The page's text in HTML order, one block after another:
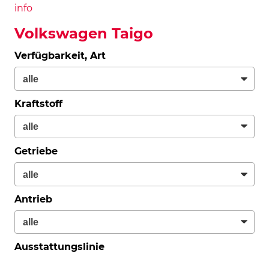
info
Volkswagen Taigo
Verfügbarkeit, Art
Kraftstoff
Getriebe
Antrieb
Ausstattungslinie